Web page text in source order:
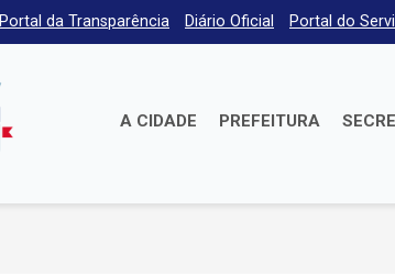
Portal da Transparência Diário Oficial Portal do
A CIDADE PREFEITURA